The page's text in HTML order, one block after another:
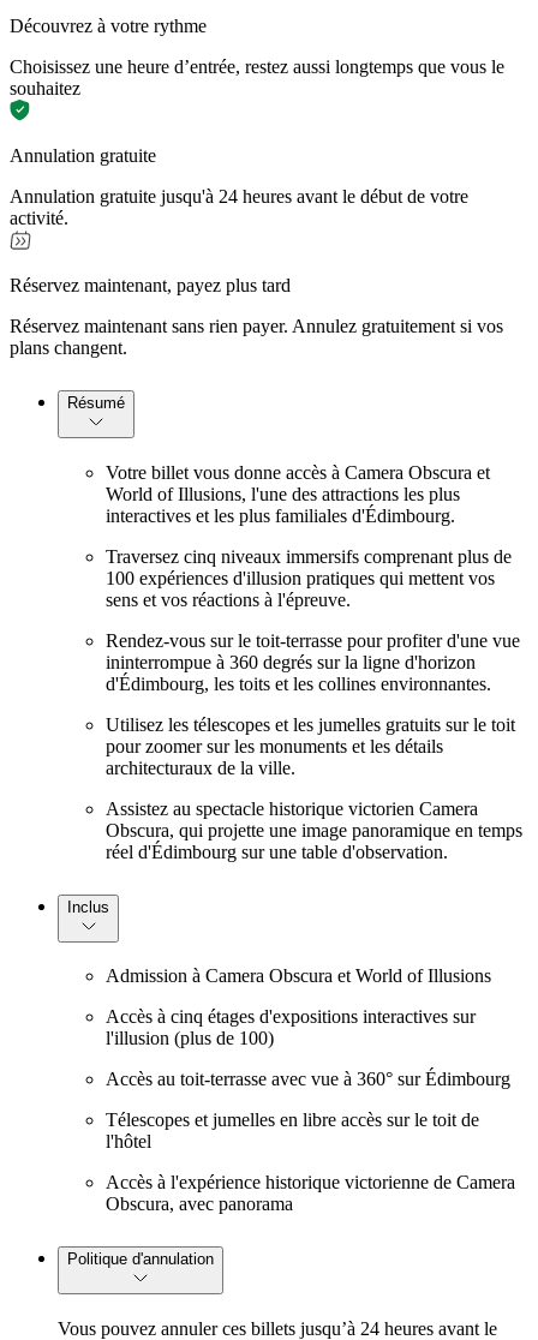
Découvrez à votre rythme
Choisissez une heure d’entrée, restez aussi longtemps que vous le
souhaitez
Annulation gratuite
Annulation gratuite jusqu'à 24 heures avant le début de votre
activité.
Réservez maintenant, payez plus tard
Réservez maintenant sans rien payer. Annulez gratuitement si vos
plans changent.
Résumé
Votre billet vous donne accès à Camera Obscura et
World of Illusions, l'une des attractions les plus
interactives et les plus familiales d'Édimbourg.
Traversez cinq niveaux immersifs comprenant plus de
100 expériences d'illusion pratiques qui mettent vos
sens et vos réactions à l'épreuve.
Rendez-vous sur le toit-terrasse pour profiter d'une vue
ininterrompue à 360 degrés sur la ligne d'horizon
d'Édimbourg, les toits et les collines environnantes.
Utilisez les télescopes et les jumelles gratuits sur le toit
pour zoomer sur les monuments et les détails
architecturaux de la ville.
Assistez au spectacle historique victorien Camera
Obscura, qui projette une image panoramique en temps
réel d'Édimbourg sur une table d'observation.
Inclus
Admission à Camera Obscura et World of Illusions
Accès à cinq étages d'expositions interactives sur
l'illusion (plus de 100)
Accès au toit-terrasse avec vue à 360° sur Édimbourg
Télescopes et jumelles en libre accès sur le toit de
l'hôtel
Accès à l'expérience historique victorienne de Camera
Obscura, avec panorama
Politique d'annulation
Vous pouvez annuler ces billets jusqu’à 24 heures avant le